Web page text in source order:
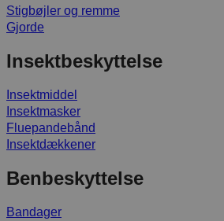
Stigbøjler og remme
Gjorde
Insektbeskyttelse
Insektmiddel
Insektmasker
Fluepandebånd
Insektdækkener
Benbeskyttelse
Bandager